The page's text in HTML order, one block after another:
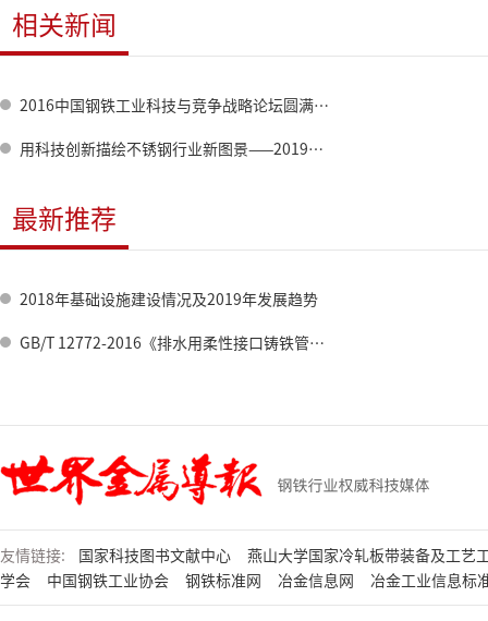
相关新闻
2016中国钢铁工业科技与竞争战略论坛圆满召开
用科技创新描绘不锈钢行业新图景——2019年（首届）中国金属学会不锈钢科技发展论坛召开
最新推荐
2018年基础设施建设情况及2019年发展趋势
GB/T 12772-2016《排水用柔性接口铸铁管、管件及附件》国家标准宣贯研讨会在郑州召开
友情链接: 国家科技图书文献中心
燕山大学国家冷轧板带装备及工艺
学会
中国钢铁工业协会 钢铁标准网 冶金信息网 冶金工业信息标